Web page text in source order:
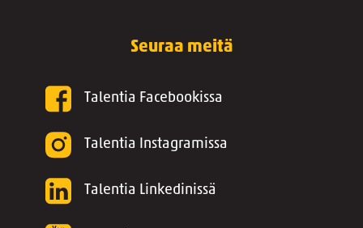
Seuraa meitä
Talentia Facebookissa
Talentia Instagramissa
Talentia Linkedinissä